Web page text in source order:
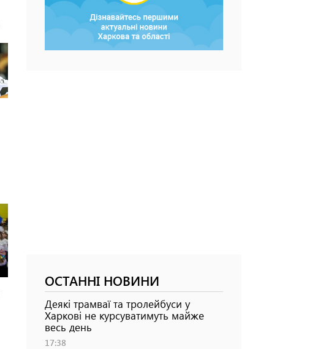
ОСТАННІ НОВИНИ
Деякі трамваї та тролейбуси у
Харкові не курсуватимуть майже
весь день
17:38